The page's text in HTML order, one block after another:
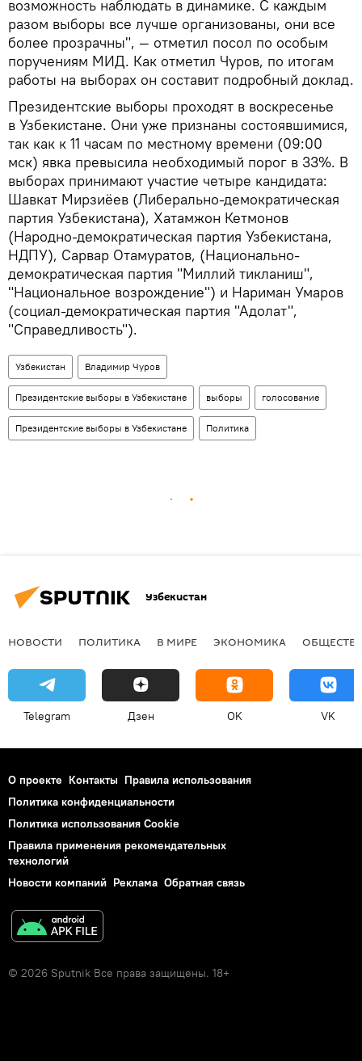
возможность наблюдать в динамике. С каждым
разом выборы все лучше организованы, они все
более прозрачны", — отметил посол по особым
поручениям МИД. Как отметил Чуров, по итогам
работы на выборах он составит подробный доклад.
Президентские выборы проходят в воскресенье
в Узбекистане. Они уже признаны состоявшимися,
так как к 11 часам по местному времени (09:00
мск) явка превысила необходимый порог в 33%. В
выборах принимают участие четыре кандидата:
Шавкат Мирзиёев (Либерально-демократическая
партия Узбекистана), Хатамжон Кетмонов
(Народно-демократическая партия Узбекистана,
НДПУ), Сарвар Отамуратов, (Национально-
демократическая партия "Миллий тикланиш",
"Национальное возрождение") и Нариман Умаров
(социал-демократическая партия "Адолат",
"Справедливость").
Узбекистан Владимир Чуров
Президентские выборы в Узбекистане выборы голосование
Президентские выборы в Узбекистане Политика
Узбекистан
НОВОСТИ ПОЛИТИКА В МИРЕ ЭКОНОМИКА
Telegram Дзен OK VK
О проекте Контакты Правила использования
Политика конфиденциальности
Политика использования Cookie
Правила применения рекомендательных
технологий
Новости компаний Реклама Обратная связь
© 2026 Sputnik Все права защищены. 18+